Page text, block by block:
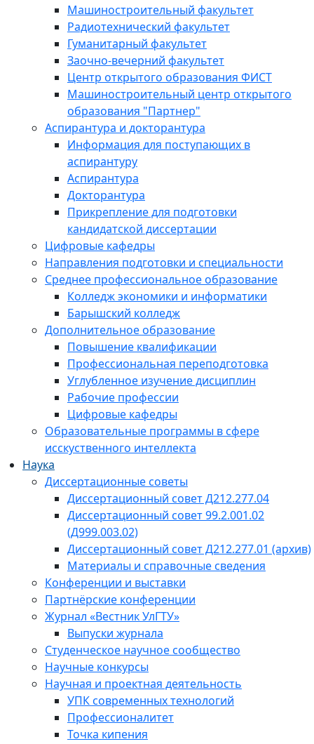
Машиностроительный факультет
Радиотехнический факультет
Гуманитарный факультет
Заочно-вечерний факультет
Центр открытого образования ФИСТ
Машиностроительный центр открытого
образования "Партнер"
Аспирантура и докторантура
Информация для поступающих в
аспирантуру
Аспирантура
Докторантура
Прикрепление для подготовки
кандидатской диссертации
Цифровые кафедры
Направления подготовки и специальности
Среднее профессиональное образование
Колледж экономики и информатики
Барышский колледж
Дополнительное образование
Повышение квалификации
Профессиональная переподготовка
Углубленное изучение дисциплин
Рабочие профессии
Цифровые кафедры
Образовательные программы в сфере
исскуственного интеллекта
Наука
Диссертационные советы
Диссертационный совет Д212.277.04
Диссертационный совет 99.2.001.02
(Д999.003.02)
Диссертационный совет Д212.277.01 (архив)
Материалы и справочные сведения
Конференции и выставки
Партнёрские конференции
Журнал «Вестник УлГТУ»
Выпуски журнала
Студенческое научное сообщество
Научные конкурсы
Научная и проектная деятельность
УПК современных технологий
Профессионалитет
Точка кипения